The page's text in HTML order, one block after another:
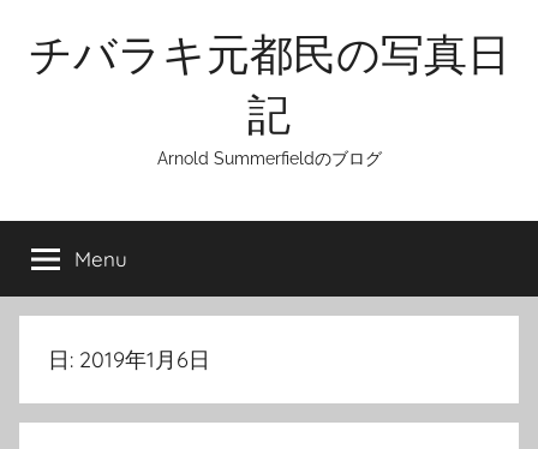
content
チバラキ元都民の写真日
記
Arnold Summerfieldのブログ
Menu
日: 2019年1月6日